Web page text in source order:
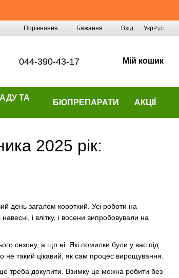
Порівняння Бажання Вхід УкрРус
044-390-43-17 Мій кошик
ТА
БІОПРЕПАРАТИ АКЦІЇ
2025 рік:
день загалом короткий. Усі роботи на
і влітку, і восени випробовували на
сезону, а що ні. Які помилки були у вас під
не такий цікавий, як сам процес вирощування.
ще треба докупити. Взимку це можна робити без